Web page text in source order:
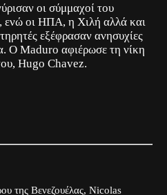
οι σύμμαχοί του
ενώ οι ΗΠΑ, η Χιλή αλλά και
εξέφρασαν ανησυχίες
Ο Maduro αφιέρωσε τη νίκη
Hugo Chavez.
της Βενεζουέλας, Nicolas